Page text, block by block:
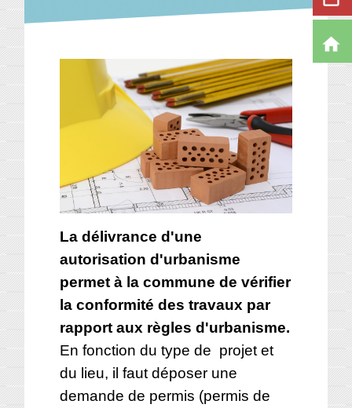
La délivrance d'une
autorisation d'urbanisme
permet à la commune de vérifier
la conformité des travaux par
rapport aux règles d'urbanisme.
En fonction du type de projet et
du lieu, il faut déposer une
demande de permis (permis de
home